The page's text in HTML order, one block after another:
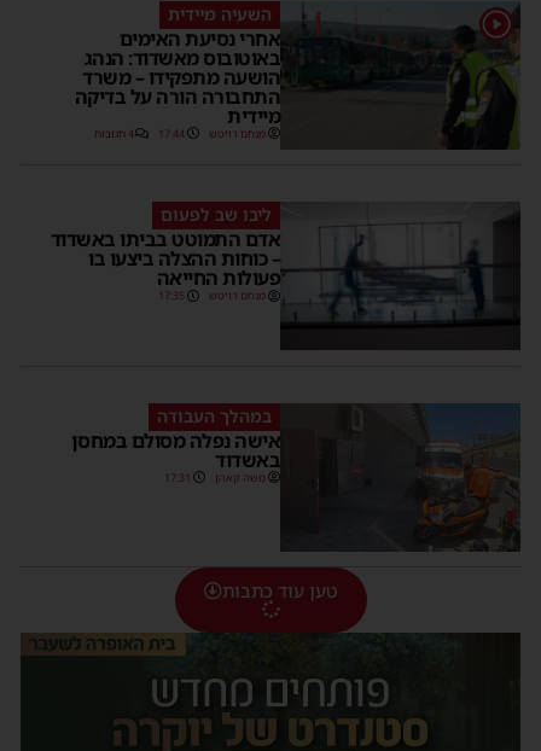
השעיה מיידית
אחרי נסיעת האימים
באוטובוס מאשדוד: הנהג
הושעה מתפקידו – משרד
התחבורה הורה על בדיקה
מיידית
מנחם דויטש 17:44 4 תגובות
ליבו שב לפעום
אדם התמוטט בביתו באשדוד
– כוחות ההצלה ביצעו בו
פעולות החייאה
מנחם דויטש 17:35
במהלך העבודה
אישה נפלה מסולם במחסן
באשדוד
משה קאהן 17:31
טען עוד כתבות